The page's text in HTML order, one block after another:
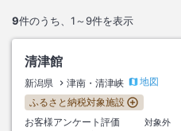
9件のうち、 1～9件を表示
清津館
新潟県 津南・清津峡
地図
ふるさと納税対象施設
お客様アンケート評価
対象外